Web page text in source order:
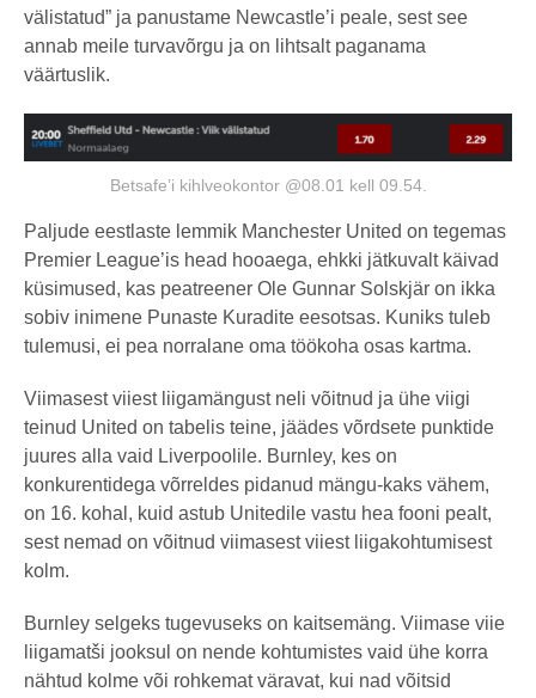
välistatud” ja panustame Newcastle’i peale, sest see
annab meile turvavõrgu ja on lihtsalt paganama
väärtuslik.
Betsafe’i kihlveokontor @08.01 kell 09.54.
Paljude eestlaste lemmik Manchester United on tegemas
Premier League’is head hooaega, ehkki jätkuvalt käivad
küsimused, kas peatreener Ole Gunnar Solskjär on ikka
sobiv inimene Punaste Kuradite eesotsas. Kuniks tuleb
tulemusi, ei pea norralane oma töökoha osas kartma.
Viimasest viiest liigamängust neli võitnud ja ühe viigi
teinud United on tabelis teine, jäädes võrdsete punktide
juures alla vaid Liverpoolile. Burnley, kes on
konkurentidega võrreldes pidanud mängu-kaks vähem,
on 16. kohal, kuid astub Unitedile vastu hea fooni pealt,
sest nemad on võitnud viimasest viiest liigakohtumisest
kolm.
Burnley selgeks tugevuseks on kaitsemäng. Viimase viie
liigamatši jooksul on nende kohtumistes vaid ühe korra
nähtud kolme või rohkemat väravat, kui nad võitsid